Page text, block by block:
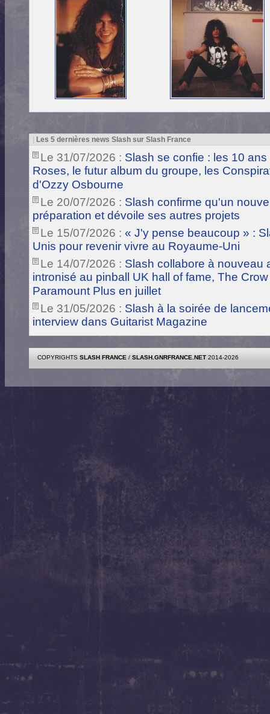
Les 5 dernières news Slash sur Slash France
Le 31/07/2026 : Slash se confie : les 10
Roses, le futur album du groupe, les
d'Ozzy Osbourne
Le 20/07/2026 : Slash confirme qu'un
préparation et dévoile ses autres projets
Le 15/07/2026 : « J'y pense beaucoup » :
Unis pour revenir vivre au Royaume-Uni
Le 14/07/2026 : Slash collabore à nouveau
intronisé au pinball UK hall of fame, The
Paramount Plus en juillet
Le 31/05/2026 : Slash à la soirée de
interview dans Guitarist Magazine
COPYRIGHTS SLASH FRANCE / SLASH.GNRFRANCE.NET 2014-2026